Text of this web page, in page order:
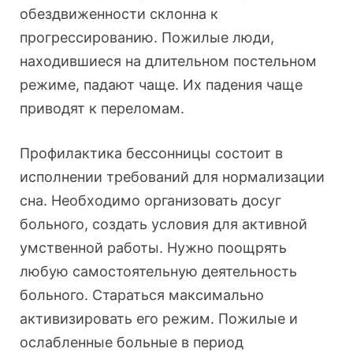
обездвиженности склонна к
прогрессированию. Пожилые люди,
находившиеся на длительном постельном
режиме, падают чаще. Их падения чаще
приводят к переломам.
Профилактика бессонницы состоит в
исполнении требований для нормализации
сна. Необходимо организовать досуг
больного, создать условия для активной
умственной работы. Нужно поощрять
любую самостоятельную деятельность
больного. Стараться максимально
активизировать его режим. Пожилые и
ослабленные больные в период